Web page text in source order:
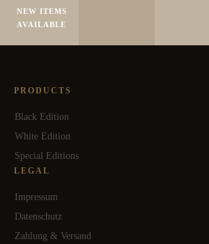
NEW ITEMS
AVAILABLE
PRODUCTS
Black Edition
White Edition
Special Editions
LEGAL
Impressum
Datenschutz
Zahlung & Versand